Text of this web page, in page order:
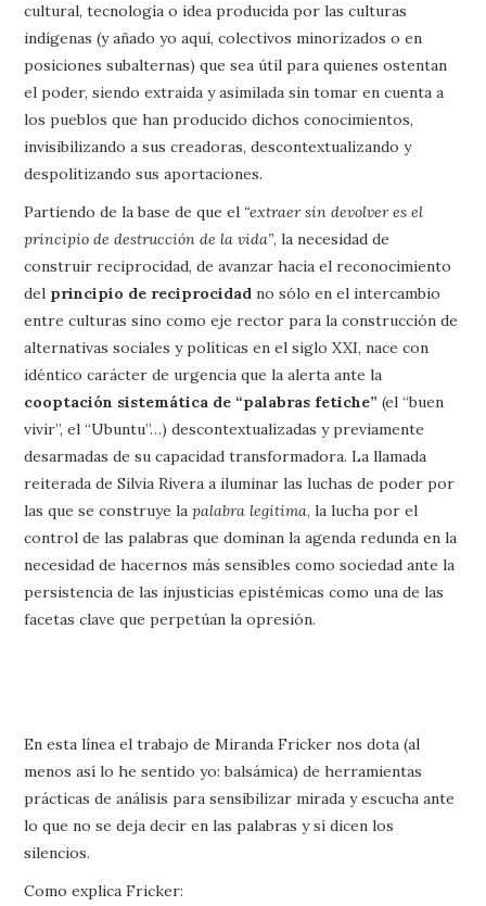
cultural, tecnología o idea producida por las culturas
indígenas (y añado yo aquí, colectivos minorizados o en
posiciones subalternas) que sea útil para quienes ostentan
el poder, siendo extraida y asimilada sin tomar en cuenta a
los pueblos que han producido dichos conocimientos,
invisibilizando a sus creadoras, descontextualizando y
despolitizando sus aportaciones.
Partiendo de la base de que el “extraer sin devolver es el
principio de destrucción de la vida”, la necesidad de
construir reciprocidad, de avanzar hacia el reconocimiento
del principio de reciprocidad no sólo en el intercambio
entre culturas sino como eje rector para la construcción de
alternativas sociales y políticas en el siglo XXI, nace con
idéntico carácter de urgencia que la alerta ante la
cooptación sistemática de “palabras fetiche” (el “buen
vivir”, el “Ubuntu”…) descontextualizadas y previamente
desarmadas de su capacidad transformadora. La llamada
reiterada de Silvia Rivera a iluminar las luchas de poder por
las que se construye la palabra legítima, la lucha por el
control de las palabras que dominan la agenda redunda en la
necesidad de hacernos más sensibles como sociedad ante la
persistencia de las injusticias epistémicas como una de las
facetas clave que perpetúan la opresión.
En esta línea el trabajo de Miranda Fricker nos dota (al
menos así lo he sentido yo: balsámica) de herramientas
prácticas de análisis para sensibilizar mirada y escucha ante
lo que no se deja decir en las palabras y sí dicen los
silencios.
Como explica Fricker: